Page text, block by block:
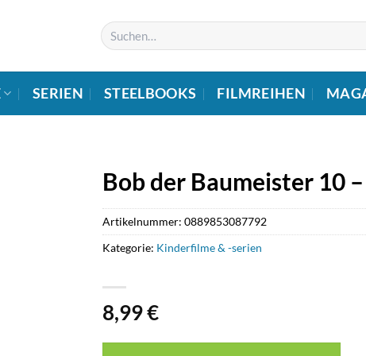
Suchen
nach:
SERIEN STEELBOOKS FILMREIHEN
Bob der Baumeister 10
8,99€
Artikelnummer: 0889853087792
Kategorie: Kinderfilme & -serien